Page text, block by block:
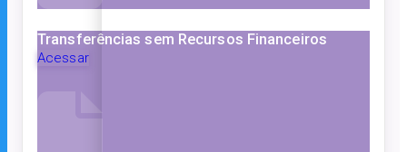
Transferências sem Recursos Financeiros
Acessar